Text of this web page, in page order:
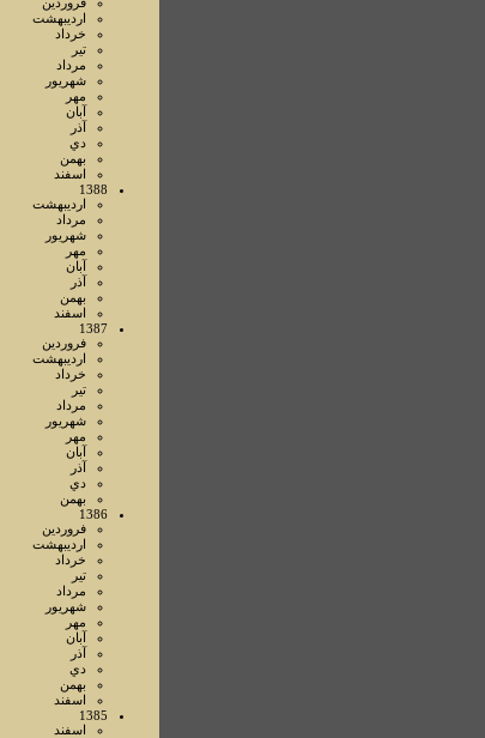
ارديبهشت
خرداد
تير
مرداد
شهريور
مهر
آبان
آذر
دي
بهمن
اسفند
1388
ارديبهشت
مرداد
شهريور
مهر
آبان
آذر
بهمن
اسفند
1387
فروردين
ارديبهشت
خرداد
تير
مرداد
شهريور
مهر
آبان
آذر
دي
بهمن
1386
فروردين
ارديبهشت
خرداد
تير
مرداد
شهريور
مهر
آبان
آذر
دي
بهمن
اسفند
1385
اسفند